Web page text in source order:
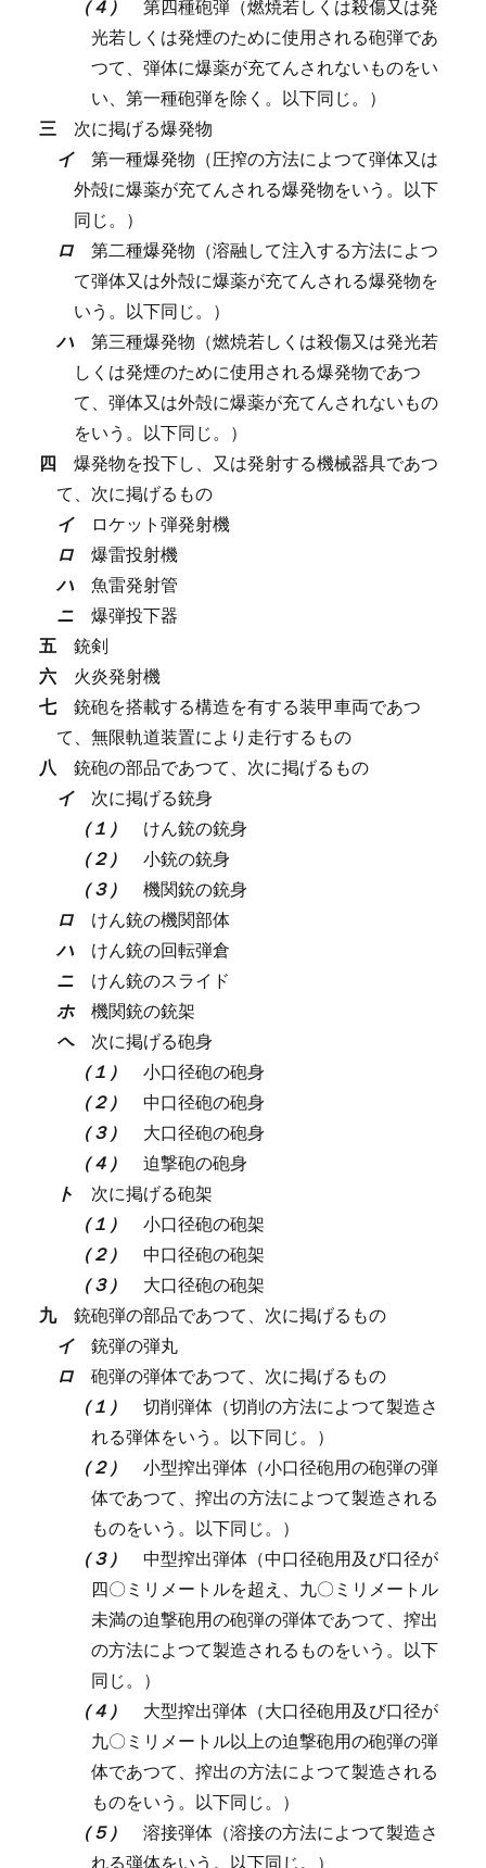
（４） 第四種砲弾（燃焼若しくは殺傷又は発
光若しくは発煙のために使用される砲弾であ
つて、弾体に爆薬が充てんされないものをい
い、第一種砲弾を除く。以下同じ。）
三 次に掲げる爆発物
イ 第一種爆発物（圧搾の方法によつて弾体又は
外殻に爆薬が充てんされる爆発物をいう。以下
同じ。）
ロ 第二種爆発物（溶融して注入する方法によつ
て弾体又は外殻に爆薬が充てんされる爆発物を
いう。以下同じ。）
ハ 第三種爆発物（燃焼若しくは殺傷又は発光若
しくは発煙のために使用される爆発物であつ
て、弾体又は外殻に爆薬が充てんされないもの
をいう。以下同じ。）
四 爆発物を投下し、又は発射する機械器具であつ
て、次に掲げるもの
イ
ロケット弾発射機
ロ 爆雷投射機
ハ 魚雷発射管
ニ 爆弾投下器
五 銃剣
六 火炎発射機
七 銃砲を搭載する構造を有する装甲車両であつ
て、無限軌道装置により走行するもの
八 銃砲の部品であつて、次に掲げるもの
イ 次に掲げる銃身
（１） けん銃の銃身
（２） 小銃の銃身
（３） 機関銃の銃身
ロ けん銃の機関部体
ハ けん銃の回転弾倉
ニ けん銃のスライド
ホ 機関銃の銃架
ヘ 次に掲げる砲身
（１） 小口径砲の砲身
（２） 中口径砲の砲身
（３） 大口径砲の砲身
（４） 迫撃砲の砲身
ト 次に掲げる砲架
（１） 小口径砲の砲架
（２） 中口径砲の砲架
（３） 大口径砲の砲架
九 銃砲弾の部品であつて、次に掲げるもの
イ 銃弾の弾丸
ロ 砲弾の弾体であつて、次に掲げるもの
（１） 切削弾体（切削の方法によつて製造さ
れる弾体をいう。以下同じ。）
（２） 小型搾出弾体（小口径砲用の砲弾の弾
体であつて、搾出の方法によつて製造される
ものをいう。以下同じ。）
（３） 中型搾出弾体（中口径砲用及び口径が
四〇ミリメートルを超え、九〇ミリメートル
未満の迫撃砲用の砲弾の弾体であつて、搾出
の方法によつて製造されるものをいう。以下
同じ。）
（４） 大型搾出弾体（大口径砲用及び口径が
九〇ミリメートル以上の迫撃砲用の砲弾の弾
体であつて、搾出の方法によつて製造される
ものをいう。以下同じ。）
（５） 溶接弾体（溶接の方法によつて製造さ
れる弾体をいう。以下同じ。）